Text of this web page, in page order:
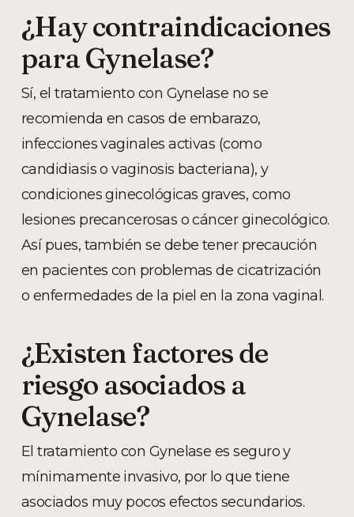
¿Hay contraindicaciones
para Gynelase?
Sí, el tratamiento con Gynelase no se
recomienda en casos de embarazo,
infecciones vaginales activas (como
candidiasis o vaginosis bacteriana), y
condiciones ginecológicas graves, como
lesiones precancerosas o cáncer ginecológico.
Así pues, también se debe tener precaución
en pacientes con problemas de cicatrización
o enfermedades de la piel en la zona vaginal.
¿Existen factores de
riesgo asociados a
Gynelase?
El tratamiento con Gynelase es seguro y
mínimamente invasivo, por lo que tiene
asociados muy pocos efectos secundarios.